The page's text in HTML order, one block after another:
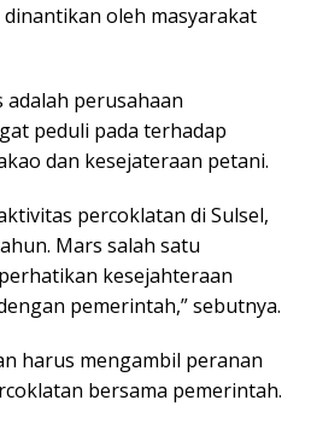
oleh masyarakat
adalah perusahaan
peduli pada terhadap
dan kesejateraan petani.
percoklatan di Sulsel,
Mars salah satu
kesejahteraan
pemerintah,” sebutnya.
harus mengambil peranan
bersama pemerintah.